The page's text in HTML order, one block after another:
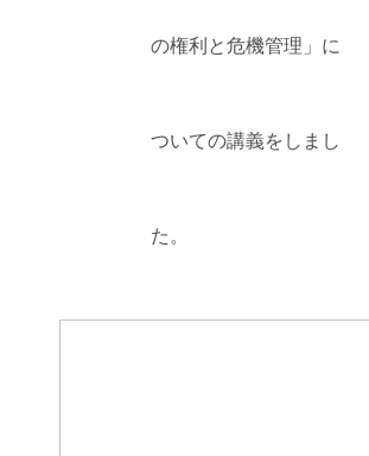
の権利と危機管理」に
ついての講義をしまし
た。